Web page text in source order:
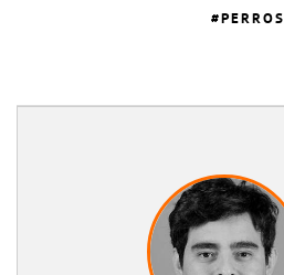
PERROS